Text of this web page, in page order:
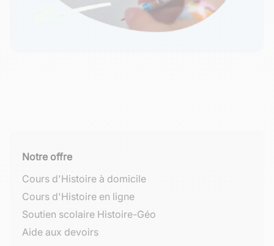
Notre offre
Cours d'Histoire à domicile
Cours d'Histoire en ligne
Soutien scolaire Histoire-Géo
Aide aux devoirs